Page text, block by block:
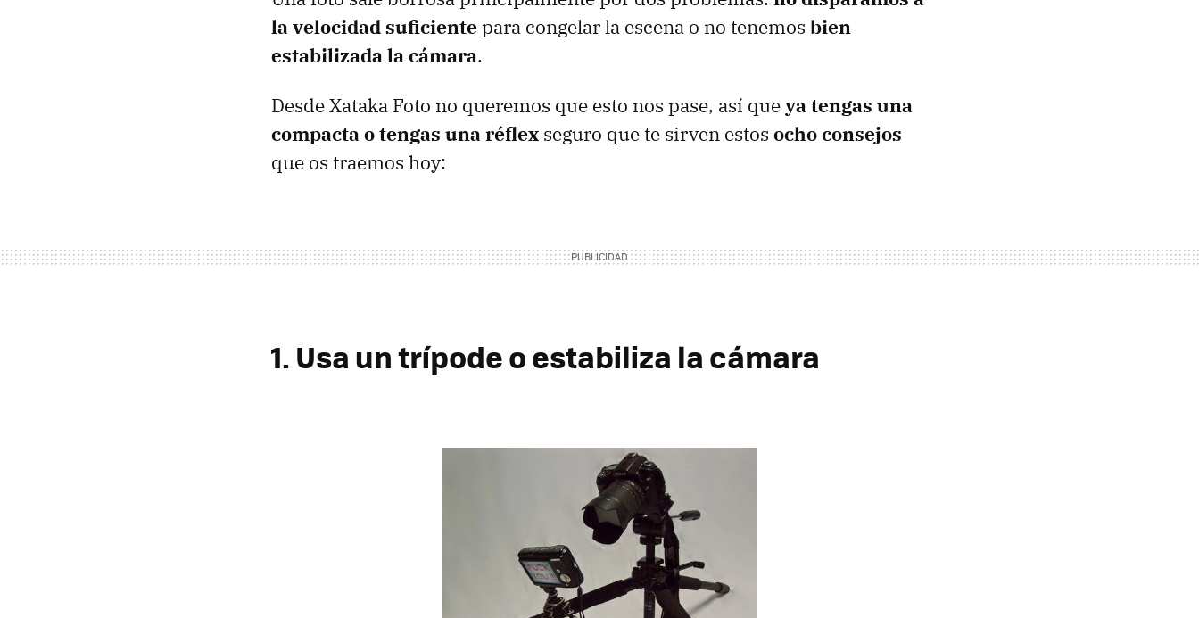
la velocidad suficiente para congelar la escena o no tenemos bien
estabilizada la cámara.
Desde Xataka Foto no queremos que esto nos pase, así queya tengas una
compacta o tengas una réflex seguro que te sirven estos ocho consejos
que os traemos hoy:
1. Usa un trípode o estabiliza la cámara